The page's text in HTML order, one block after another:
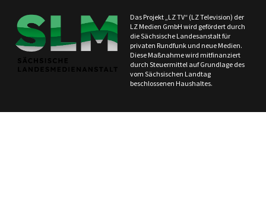
Das Projekt „LZ TV“ (LZ Television) der
LZ Medien GmbH wird gefördert durch
die Sächsische Landesanstalt für
privaten Rundfunk und neue Medien.
Diese Maßnahme wird mitfinanziert
durch Steuermittel auf Grundlage des
vom Sächsischen Landtag
beschlossenen Haushaltes.